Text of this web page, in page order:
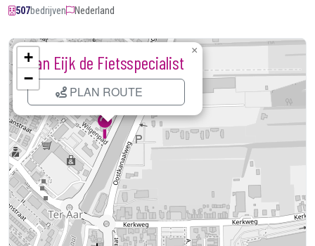
507bedrijven Nederland
Van Eijk de Fietsspecialist
PLAN ROUTE
×
+
−